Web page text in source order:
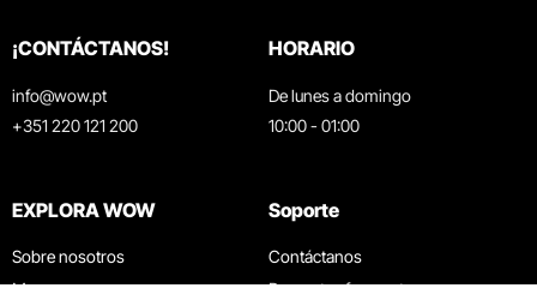
¡CONTÁCTANOS!
info@wow.pt
+351 220 121 200
HORARIO
De lunes a domingo
10:00 - 01:00
EXPLORA WOW
Sobre nosotros
Museos
Soporte
Contáctanos
Preguntas frecuentes